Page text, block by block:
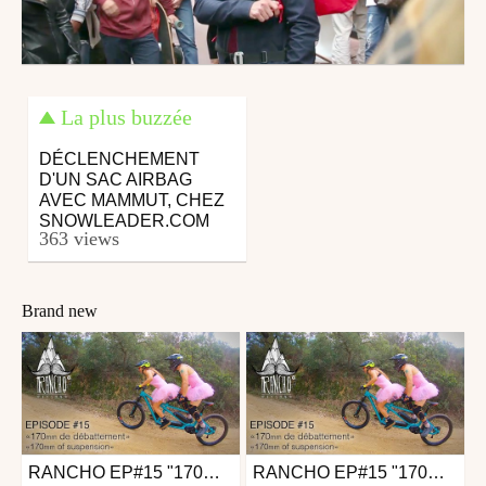
La plus buzzée
DÉCLENCHEMENT
D'UN SAC AIRBAG
AVEC MAMMUT, CHEZ
SNOWLEADER.COM
363 views
Brand new
Other RANCHO EP#15 "170MM DE DÉBATTEMENT" / "170MM OF SUSPENSION" Mtb RANCHO EP#15 "170MM DE DÉBATTEMENT" / "170MM OF SUSPENSION"